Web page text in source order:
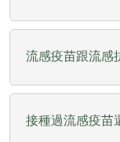
流感疫苗跟流感
接種過流感疫苗